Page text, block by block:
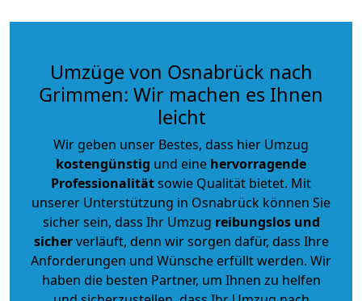
Umzüge von Osnabrück nach
Grimmen: Wir machen es Ihnen
leicht
Wir geben unser Bestes, dass hier Umzug
kostengünstig und eine hervorragende
Professionalitätsowie Qualität bietet. Mit
unserer Unterstützung in Osnabrück können Sie
sicher sein, dass Ihr Umzug reibungslos und
sicherverläuft, denn wir sorgen dafür, dass Ihre
Anforderungen und Wünsche erfüllt werden. Wir
haben die besten Partner, um Ihnen zu helfen